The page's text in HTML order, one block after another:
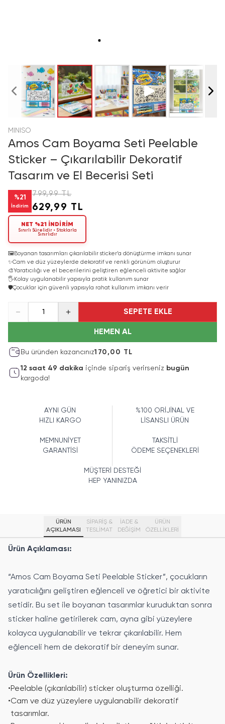
MINISO
Amos Cam Boyama Seti Peelable
Sticker – Çıkarılabilir Dekoratif
Tasarım ve El Becerisi Seti
%21
İndirim
799,99 TL
629,99 TL
NET %21 İNDİRİM
Sınırlı Sürelidir • Stoklarla
Sınırlıdır
🖼️Boyanan tasarımları çıkarılabilir sticker’a dönüştürme imkanı sunar
✨Cam ve düz yüzeylerde dekoratif ve renkli görünüm oluşturur
🎨Yaratıcılığı ve el becerilerini geliştiren eğlenceli aktivite sağlar
🖐️Kolay uygulanabilir yapısıyla pratik kullanım sunar
🛡️Çocuklar için güvenli yapısıyla rahat kullanım imkanı verir
1 SEPETE EKLE
HEMEN AL
Bu üründen kazancınız170,00 TL
12 saat 49 dakika içinde sipariş verirseniz bugün
kargoda!
AYNI GÜN
HIZLI KARGO
%100 ORİJİNAL VE
LİSANSLI ÜRÜN
MEMNUNİYET
GARANTİSİ
TAKSİTLİ
ÖDEME SEÇENEKLERİ
MÜŞTERİ DESTEĞİ
HEP YANINIZDA
ÜRÜN
AÇIKLAMASI
SİPARİŞ &
TESLİMAT
İADE &
DEĞİŞİM
ÜRÜN
ÖZELLIKLERI
Ürün Açıklaması:
“Amos Cam Boyama Seti Peelable Sticker”, çocukların
yaratıcılığını geliştiren eğlenceli ve öğretici bir aktivite
setidir. Bu set ile boyanan tasarımlar kuruduktan sonra
sticker haline getirilerek cam, ayna gibi yüzeylere
kolayca uygulanabilir ve tekrar çıkarılabilir. Hem
eğlenceli hem de dekoratif bir deneyim sunar.
Ürün Özellikleri:
•Peelable (çıkarılabilir) sticker oluşturma özelliği.
•Cam ve düz yüzeylere uygulanabilir dekoratif
tasarımlar.